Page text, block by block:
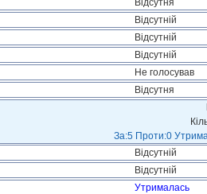
Відсутня
Відсутній
Відсутній
Відсутній
Не голосував
Відсутня
За:5 Проти:0
Відсутній
Відсутній
Утрималась